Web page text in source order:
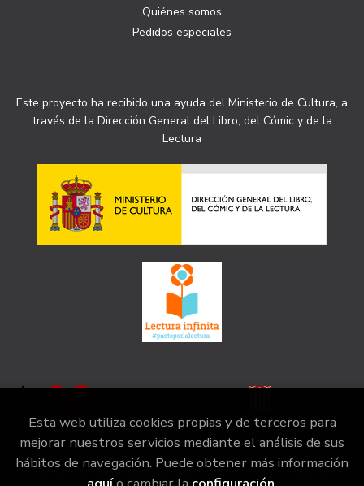
Quiénes somos
Pedidos especiales
Este proyecto ha recibido una ayuda del Ministerio de Cultura, a
través de la Dirección General del Libro, del Cómic y de la
Lectura
2026 ©la irreductible . Todos los Derechos Reservados |
Esta web utiliza cookies propias y de terceros para
mejorar nuestros servicios mediante el análisis de sus
hábitos de navegación. Puede obtener más información